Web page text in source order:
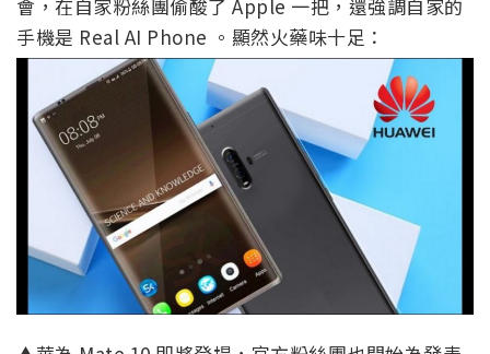
會，在自家粉絲團偷酸了 Apple 一把，還強調自家的
手機是 Real AI Phone 。顯然火藥味十足：